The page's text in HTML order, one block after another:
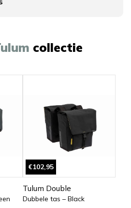
collectie
€102,95
Tulum Double
Dubbele tas – Black